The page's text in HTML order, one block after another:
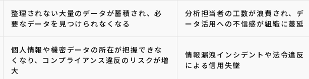
整理されない大量のデータが蓄積され、必
要なデータを見つけられなくなる
分析担当者の工数が浪費され、デ
ータ活用への不信感が組織に蔓延
個人情報や機密データの所在が把握できな
くなり、コンプライアンス違反のリスクが増
大
情報漏洩インシデントや法令違反
による信用失墜